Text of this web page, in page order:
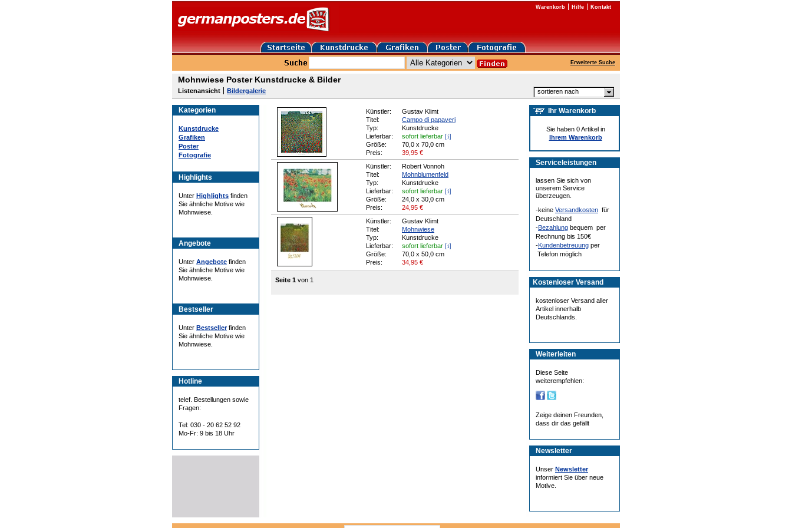
Warenkorb Hilfe Kontakt
Erweiterte Suche
Mohnwiese Poster Kunstdrucke & Bilder
Listenansicht Bildergalerie sortieren nach
Kategorien
Kunstdrucke
Grafiken
Poster
Fotografie
Highlights
Unter Highlights finden
Sie ähnliche Motive wie
Mohnwiese.
Angebote
Unter Angebote finden
Sie ähnliche Motive wie
Mohnwiese.
Bestseller
Unter Bestsellerfinden
Sie ähnliche Motive wie
Mohnwiese.
Hotline
telef. Bestellungen sowie
Fragen:
Tel: 030 - 20 62 52 92
Mo-Fr: 9 bis 18 Uhr
Künstler:
Gustav Klimt
Titel:
Campo di papaveri
Typ:
Kunstdrucke
Lieferbar:
sofort lieferbar [i]
Größe:
70,0 x 70,0 cm
Preis:
39,95 €
Künstler:
Robert Vonnoh
Titel:
Mohnblumenfeld
Typ:
Kunstdrucke
Lieferbar:
sofort lieferbar [i]
Größe:
24,0 x 30,0 cm
Preis:
24,95 €
Künstler:
Gustav Klimt
Titel:
Mohnwiese
Typ:
Kunstdrucke
Lieferbar:
sofort lieferbar [i]
Größe:
70,0 x 50,0 cm
Preis:
34,95 €
Seite 1 von 1
Ihr Warenkorb
Sie haben 0 Artikel in
Ihrem Warenkorb
Serviceleistungen
lassen Sie sich von
unserem Service
überzeugen.
-keine Versandkosten für
Deutschland
-Bezahlung bequem per
Rechnung bis 150€
-Kundenbetreuung per
Telefon möglich
Kostenloser Versand
kostenloser Versand aller
Artikel innerhalb
Deutschlands.
Weiterleiten
Diese Seite
weiterempfehlen:
Zeige deinen Freunden,
dass dir das gefällt
Newsletter
Unser Newsletter
informiert Sie über neue
Motive.